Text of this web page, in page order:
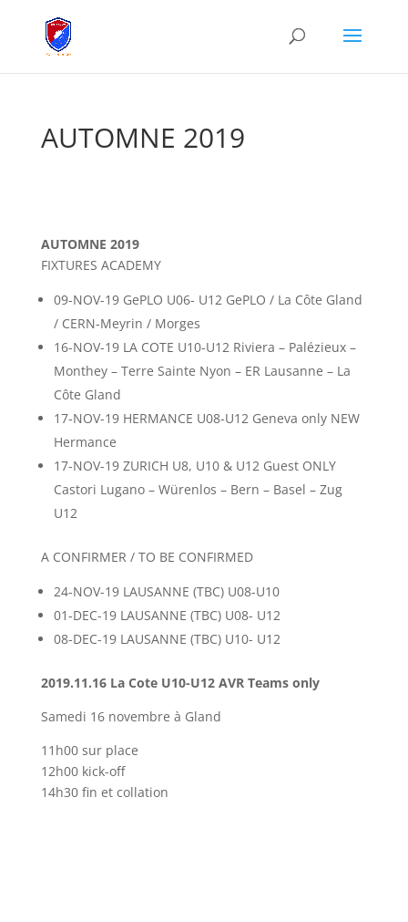
AUTOMNE 2019
AUTOMNE 2019
FIXTURES ACADEMY
09-NOV-19 GePLO U06- U12 GePLO / La Côte Gland
/ CERN-Meyrin / Morges
16-NOV-19 LA COTE U10-U12 Riviera – Palézieux –
Monthey – Terre Sainte Nyon – ER Lausanne – La
Côte Gland
17-NOV-19 HERMANCE U08-U12 Geneva only NEW
Hermance
17-NOV-19 ZURICH U8, U10 & U12 Guest ONLY
Castori Lugano – Würenlos – Bern – Basel – Zug
U12
A CONFIRMER / TO BE CONFIRMED
24-NOV-19 LAUSANNE (TBC) U08-U10
01-DEC-19 LAUSANNE (TBC) U08- U12
08-DEC-19 LAUSANNE (TBC) U10- U12
2019.11.16 La Cote U10-U12 AVR Teams only
Samedi 16 novembre à Gland
11h00 sur place
12h00 kick-off
14h30 fin et collation